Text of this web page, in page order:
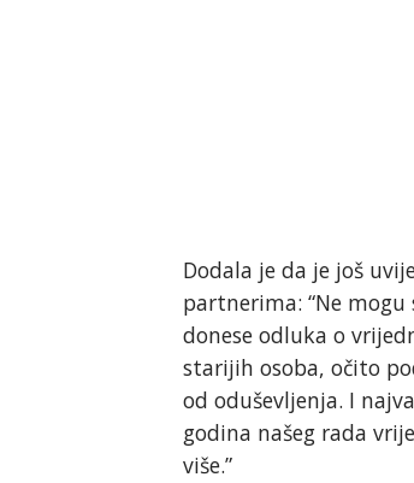
Dodala je da je još
partnerima: “Ne
donese odluka o
starijih osoba, očito
od oduševljenja. I
godina našeg rada
više.”